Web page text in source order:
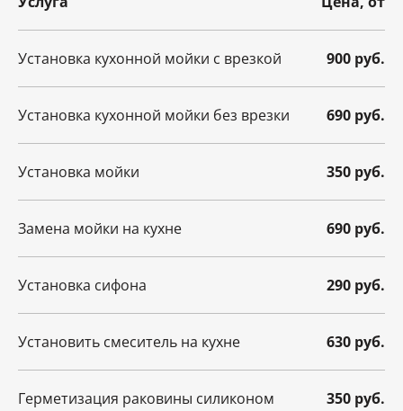
Установка кухонной мойки с врезкой 900 руб.
Установка кухонной мойки без врезки 690 руб.
Установка мойки 350 руб.
Замена мойки на кухне 690 руб.
Установка сифона 290 руб.
Установить смеситель на кухне 630 руб.
Герметизация раковины силиконом 350 руб.